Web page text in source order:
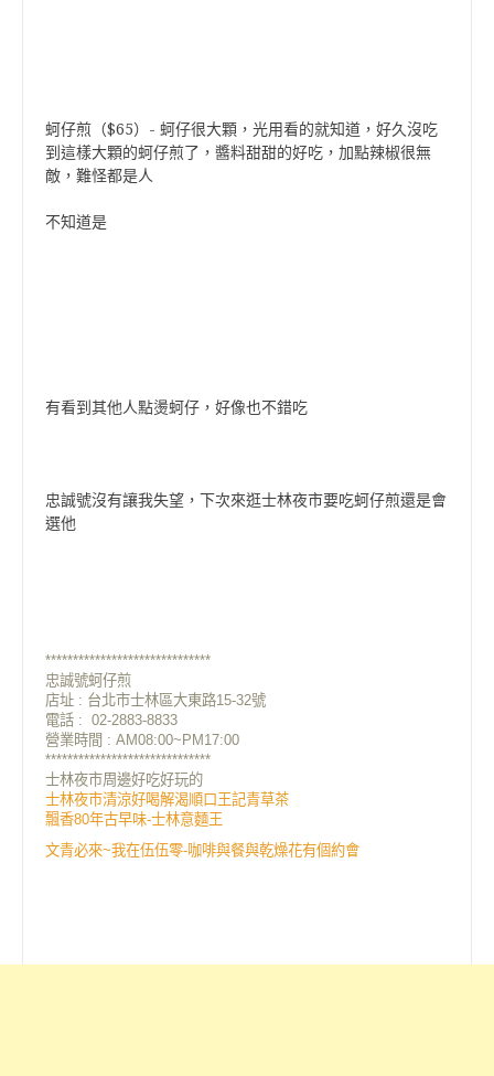
蚵仔煎（$65）- 蚵仔很大顆，光用看的就知道，好久沒吃
到這樣大顆的蚵仔煎了，醬料甜甜的好吃，加點辣椒很無
敵，難怪都是人
不知道是
有看到其他人點燙蚵仔，好像也不錯吃
忠誠號沒有讓我失望，下次來逛士林夜市要吃蚵仔煎還是會
選他
******************************
忠誠號蚵仔煎
店址 : 台北市士林區大東路15-32號
電話 : 02-2883-8833
營業時間 : AM08:00~PM17:00
******************************
士林夜市周邊好吃好玩的
士林夜市清涼好喝解渴順口王記青草茶
飄香80年古早味-士林意麵王
文青必來~我在伍伍零-咖啡與餐與乾燥花有個約會